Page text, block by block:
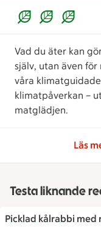
Vad du äter kan
själv, utan även
våra
klimatpåverkan –
matglädjen.
Läs
Testa liknande
Picklad kålrabbi med